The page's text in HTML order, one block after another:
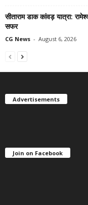
सीताराम डाक कांवड़ यात्रा:
सफर
CG News - August 6, 2026
Advertisements
Join on Facebook